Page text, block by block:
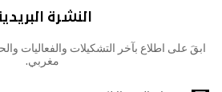
النشرة
ابقَ على اطلاع بآخر التشكيلات والفعاليات
مغربي.